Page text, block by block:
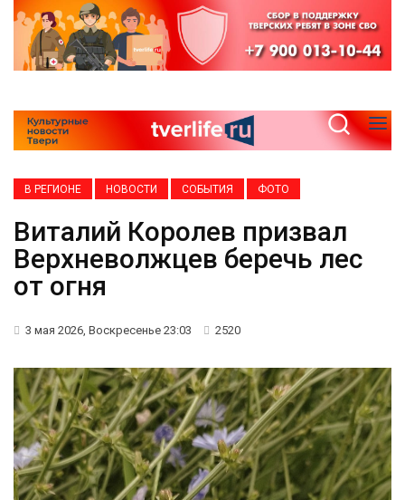
В РЕГИОНЕ НОВОСТИ СОБЫТИЯ ФОТО
Виталий Королев призвал
Верхневолжцев беречь лес
от огня
3 мая 2026, Воскресенье 23:03 2520